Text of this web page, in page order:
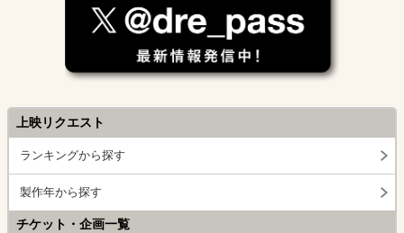
上映リクエスト
ランキングから探す
製作年から探す
チケット・企画一覧